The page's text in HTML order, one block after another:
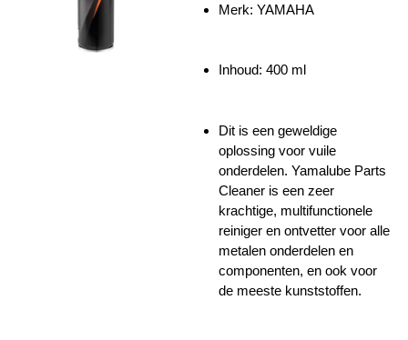
Merk: YAMAHA
Inhoud: 400 ml
Dit is een geweldige
oplossing voor vuile
onderdelen. Yamalube Parts
Cleaner is een zeer
krachtige, multifunctionele
reiniger en ontvetter voor alle
metalen onderdelen en
componenten, en ook voor
de meeste kunststoffen.